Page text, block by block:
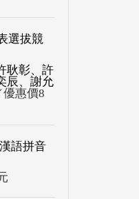
選拔競
耿彰、許
辰、謝允
優惠價8
語拼音